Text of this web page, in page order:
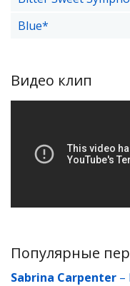
Blue*
Видео клип
Популярные
Sabrina Carpenter –